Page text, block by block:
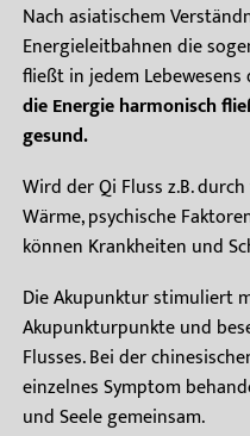
Nach asiatischem
Energieleitbahnen die
fließt in jedem Lebewesens
die Energie harmonisch
gesund.
Wird der Qi Fluss z.B.
Wärme, psychische
können Krankheiten und
Die Akupunktur stimuliert
Akupunkturpunkte und
Flusses. Bei der
einzelnes Symptom
und Seele gemeinsam.